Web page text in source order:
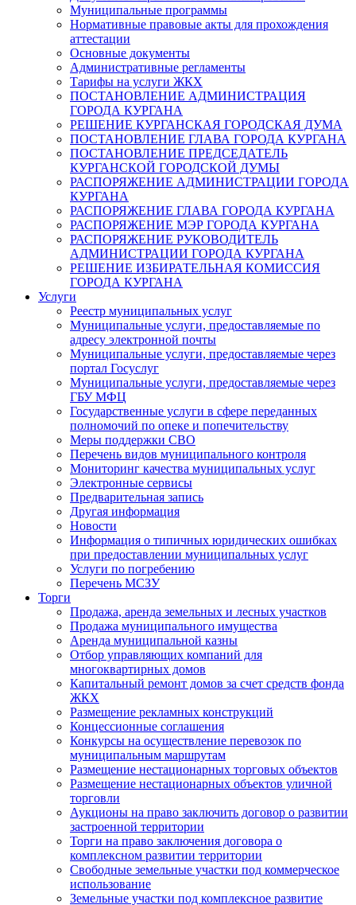
Муниципальные программы
Нормативные правовые акты для прохождения
аттестации
Основные документы
Административные регламенты
Тарифы на услуги ЖКХ
ПОСТАНОВЛЕНИЕ АДМИНИСТРАЦИЯ
ГОРОДА КУРГАНА
РЕШЕНИЕ КУРГАНСКАЯ ГОРОДСКАЯ ДУМА
ПОСТАНОВЛЕНИЕ ГЛАВА ГОРОДА КУРГАНА
ПОСТАНОВЛЕНИЕ ПРЕДСЕДАТЕЛЬ
КУРГАНСКОЙ ГОРОДСКОЙ ДУМЫ
РАСПОРЯЖЕНИЕ АДМИНИСТРАЦИИ ГОРОДА
КУРГАНА
РАСПОРЯЖЕНИЕ ГЛАВА ГОРОДА КУРГАНА
РАСПОРЯЖЕНИЕ МЭР ГОРОДА КУРГАНА
РАСПОРЯЖЕНИЕ РУКОВОДИТЕЛЬ
АДМИНИСТРАЦИИ ГОРОДА КУРГАНА
РЕШЕНИЕ ИЗБИРАТЕЛЬНАЯ КОМИССИЯ
ГОРОДА КУРГАНА
Услуги
Реестр муниципальных услуг
Муниципальные услуги, предоставляемые по
адресу электронной почты
Муниципальные услуги, предоставляемые через
портал Госуслуг
Муниципальные услуги, предоставляемые через
ГБУ МФЦ
Государственные услуги в сфере переданных
полномочий по опеке и попечительству
Меры поддержки СВО
Перечень видов муниципального контроля
Мониторинг качества муниципальных услуг
Электронные сервисы
Предварительная запись
Другая информация
Новости
Информация о типичных юридических ошибках
при предоставлении муниципальных услуг
Услуги по погребению
Перечень МСЗУ
Торги
Продажа, аренда земельных и лесных участков
Продажа муниципального имущества
Аренда муниципальной казны
Отбор управляющих компаний для
многоквартирных домов
Капитальный ремонт домов за счет средств фонда
ЖКХ
Размещение рекламных конструкций
Концессионные соглашения
Конкурсы на осуществление перевозок по
муниципальным маршрутам
Размещение нестационарных торговых объектов
Размещение нестационарных объектов уличной
торговли
Аукционы на право заключить договор о развитии
застроенной территории
Торги на право заключения договора о
комплексном развитии территории
Свободные земельные участки под коммерческое
использование
Земельные участки под комплексное развитие